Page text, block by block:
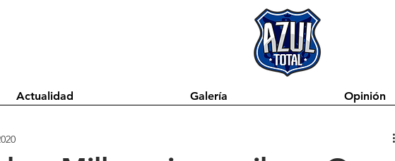
Actualidad Galería Opinión